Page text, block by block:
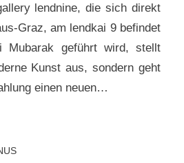
lendnine, die sich direkt
Graz, am lendkai 9 befindet
Mubarak geführt wird, stellt
Kunst aus, sondern geht
einen neuen…